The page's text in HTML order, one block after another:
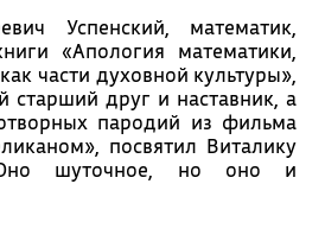
Успенский, математик,
«Апология математики,
части духовной культуры»,
старший друг и наставник, а
пародий из фильма
посвятил Виталику
Оно шуточное, но оно и